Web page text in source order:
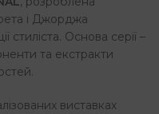
і Джорджа
стиліста. Основа серії –
та екстракти
виставках